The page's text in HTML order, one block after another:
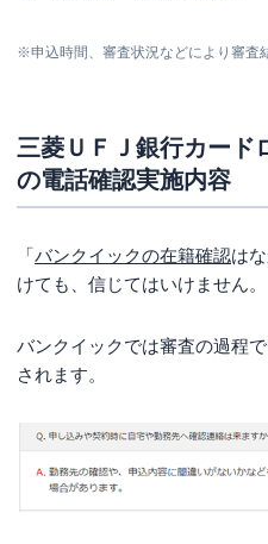
※申込時間、審査状況などにより審査
三菱ＵＦＪ銀行カード
の電話確認実施内容
「バンクイックの在籍確認は
けても、信じてはいけません。
バンクイックでは審査の過程で
されます。